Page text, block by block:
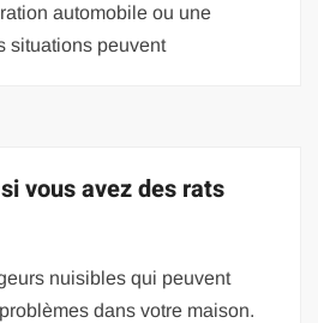
automobile ou une
situations peuvent
vous avez des rats
nuisibles qui peuvent
dans votre maison.